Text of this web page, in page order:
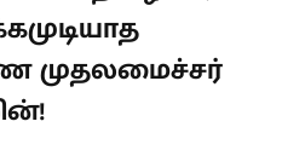
முதலமைச்சர்